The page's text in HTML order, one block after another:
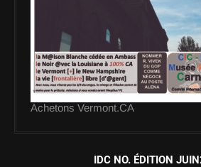
Achetons Vermont.CA
IDC NO. ÉDITION